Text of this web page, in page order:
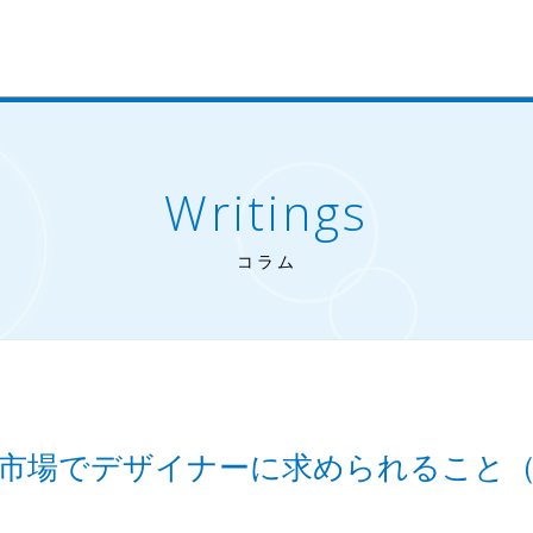
Writings
コラム
場でデザイナーに求められること